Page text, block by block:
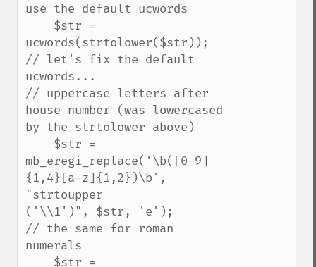
use the default ucwords
ucwords(strtolower($str));
// let's fix the default
ucwords...
// uppercase letters after
house number (was lowercased
by the strtolower above)
mb_eregi_replace('\b([0-9]
{1,4}[a-z]{1,2})\b',
"strtoupper
('\\1')", $str, 'e');
// the same for roman
numerals